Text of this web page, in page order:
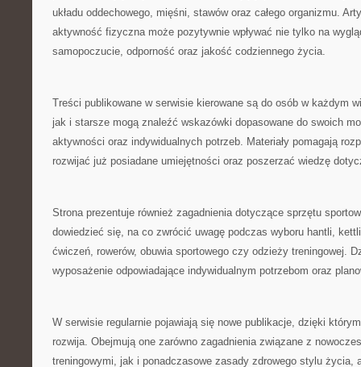
układu oddechowego, mięśni, stawów oraz całego organizmu.
aktywność fizyczna może pozytywnie wpływać nie tylko na
samopoczucie, odporność oraz jakość codziennego życia.
Treści publikowane w serwisie kierowane są do osób w każdym
jak i starsze mogą znaleźć wskazówki dopasowane do swoich
aktywności oraz indywidualnych potrzeb. Materiały pomagają
rozwijać już posiadane umiejętności oraz poszerzać wiedzę
Strona prezentuje również zagadnienia dotyczące sprzętu
dowiedzieć się, na co zwrócić uwagę podczas wyboru hantli,
ćwiczeń, rowerów, obuwia sportowego czy odzieży treningowej.
wyposażenie odpowiadające indywidualnym potrzebom oraz
W serwisie regularnie pojawiają się nowe publikacje, dzięki
rozwija. Obejmują one zarówno zagadnienia związane z
treningowymi, jak i ponadczasowe zasady zdrowego stylu życia,